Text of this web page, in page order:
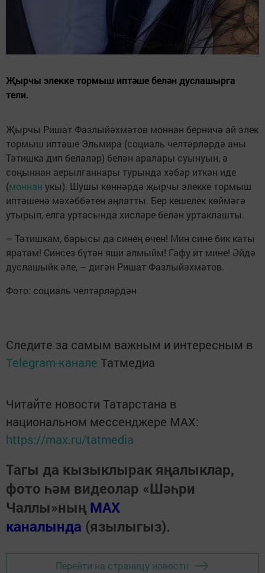
Җырчы элекке тормыш иптәше белән дуслашырга
тели.
Җырчы Ришат Фазлыйәхмәтов моннан берничә ай элек
тормыш иптәше Эльмира (социаль челтәрләрдә аны
Тәтишка дип беләләр) белән аралары суынуын, ә
соңыннан аерылганнары турында хәбәр иткән иде
(моннан укы). Шушы көннәрдә җырчы элекке тормыш
иптәшенә мәхәббәтен аңлатты. Бер кешелек көймәгә
утырып, елга уртасында хисләре белән уртаклашты.
– Тәтишкам, барысы да синең өчен! Мин сине бик каты
яратам! Синсез бүтән яши алмыйм! Гафу ит мине! Әйдә
дуслашыйк әле, – дигән Ришат Фазлыйәхмәтов.
Фото: социаль челтәрләрдән
Следите за самым важным и интересным в
Telegram-канале Татмедиа
Читайте новости Татарстана в
национальном мессенджере MАХ:
https://max.ru/tatmedia
Тагы да кызыклырак яңалыклар,
фото һәм видеолар «Шәһри
Чаллы»ның MAX
каналында (язылыгыз).
Перейти на страницу новости